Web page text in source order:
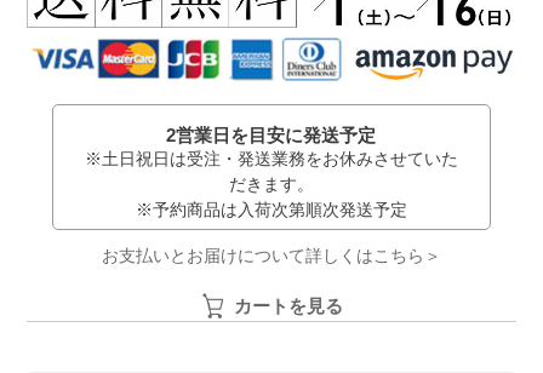
2営業日を目安に発送予定
※土日祝日は受注・発送業務をお休みさせていた
だきます。
※予約商品は入荷次第順次発送予定
お支払いとお届けについて詳しくはこちら＞
カートを見る